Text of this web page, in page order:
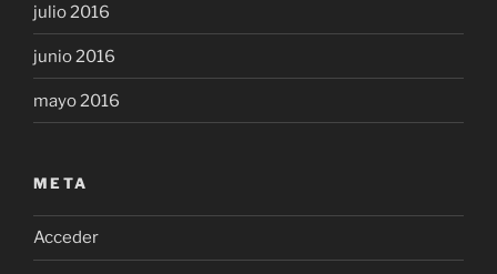
julio 2016
junio 2016
mayo 2016
META
Acceder